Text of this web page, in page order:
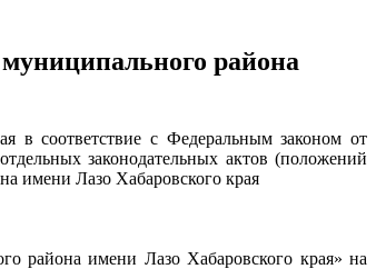
района
в соответствие с Федеральным законом от
законодательных актов (положений
имени Лазо Хабаровского края
района имени Лазо Хабаровского края» на